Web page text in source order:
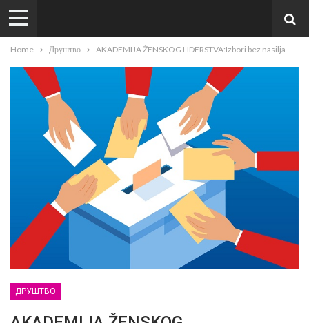
Home Друштво AKADEMIJA ŽENSKOG LIDERSTVA:Izbori bez nasilja
ДРУШТВО